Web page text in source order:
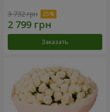
3 732 грн
Заказать